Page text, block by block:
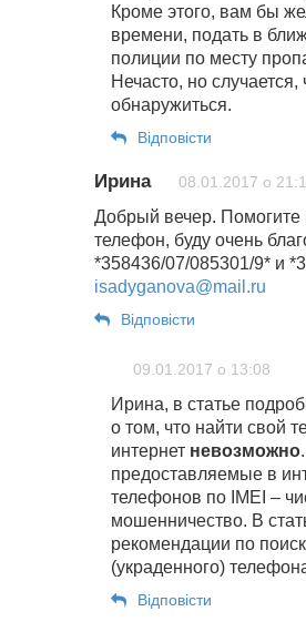
Кроме этого, вам бы
времени, подать в
полиции по месту
Нечасто, но
обнаружиться.
Відповіcти
Ирина 08.01.2017 о
Добрый вечер. Помогите
телефон, буду очень
*358436/07/085301/9* и
isadyganova@mail.ru
Відповіcти
09.01.2017 о 13:08
Ирина, в статье
о том, что найти свой
интернет невозможно
предоставляемые в
телефонов по IMEI –
мошенничество. В
рекомендации по
(украденного)
Відповіcти